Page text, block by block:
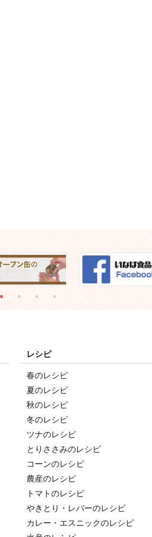
レシピ
春のレシピ
夏のレシピ
秋のレシピ
冬のレシピ
ツナのレシピ
とりささみのレシピ
コーンのレシピ
農産のレシピ
トマトのレシピ
やきとり・レバーのレシピ
カレー・エスニックのレシピ